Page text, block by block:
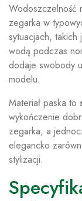
Wodoszczelność
zegarka w
sytuacjach,
wodą podczas
dodaje swobody
modelu.
Materiał paska to
wykończenie
zegarka, a
elegancko
stylizacji.